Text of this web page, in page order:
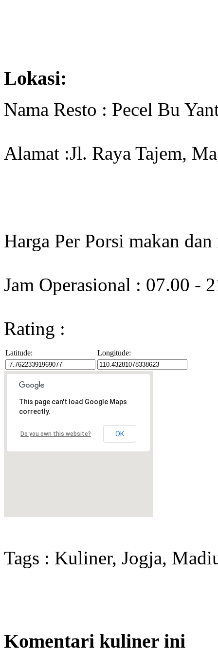
Lokasi:
Nama Resto : Pecel Bu
Alamat :Jl. Raya Tajem,
Harga Per Porsi makan
Jam Operasional : 07.00 -
Rating :
Latitude: Longitude:
This page can't load Google Maps
correctly.
Do you own this website? OK
Tags : Kuliner, Jogja,
Komentari kuliner ini